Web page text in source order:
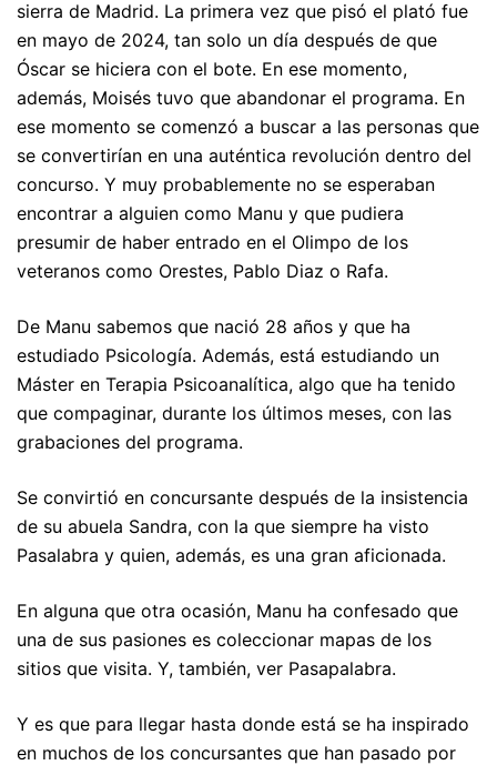
sierra de Madrid. La primera vez que pisó el plató fue
en mayo de 2024, tan solo un día después de que
Óscar se hiciera con el bote. En ese momento,
además, Moisés tuvo que abandonar el programa. En
ese momento se comenzó a buscar a las personas que
se convertirían en una auténtica revolución dentro del
concurso. Y muy probablemente no se esperaban
encontrar a alguien como Manu y que pudiera
presumir de haber entrado en el Olimpo de los
veteranos como Orestes, Pablo Diaz o Rafa.
De Manu sabemos que nació 28 años y que ha
estudiado Psicología. Además, está estudiando un
Máster en Terapia Psicoanalítica, algo que ha tenido
que compaginar, durante los últimos meses, con las
grabaciones del programa.
Se convirtió en concursante después de la insistencia
de su abuela Sandra, con la que siempre ha visto
Pasalabra y quien, además, es una gran aficionada.
En alguna que otra ocasión, Manu ha confesado que
una de sus pasiones es coleccionar mapas de los
sitios que visita. Y, también, ver Pasapalabra.
Y es que para llegar hasta donde está se ha inspirado
en muchos de los concursantes que han pasado por